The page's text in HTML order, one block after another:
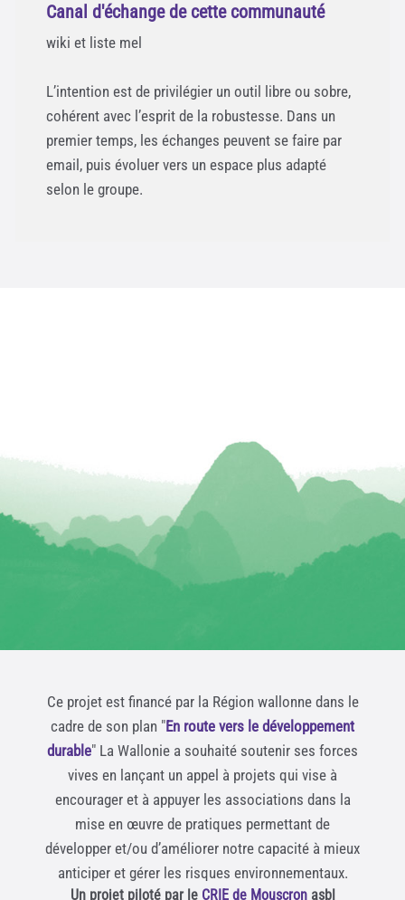
Canal d'échange de cette communauté
wiki et liste mel
L’intention est de privilégier un outil libre ou sobre,
cohérent avec l’esprit de la robustesse. Dans un
premier temps, les échanges peuvent se faire par
email, puis évoluer vers un espace plus adapté
selon le groupe.
Ce projet est financé par la Région wallonne dans le
cadre de son plan "En route vers le développement
durable" La Wallonie a souhaité soutenir ses forces
vives en lançant un appel à projets qui vise à
encourager et à appuyer les associations dans la
mise en œuvre de pratiques permettant de
développer et/ou d’améliorer notre capacité à mieux
anticiper et gérer les risques environnementaux.
Un projet piloté par le CRIE de Mouscronasbl